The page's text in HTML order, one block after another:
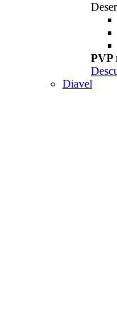
PVP
Diavel